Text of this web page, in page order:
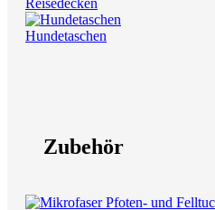
Hundetaschen
Zubehör